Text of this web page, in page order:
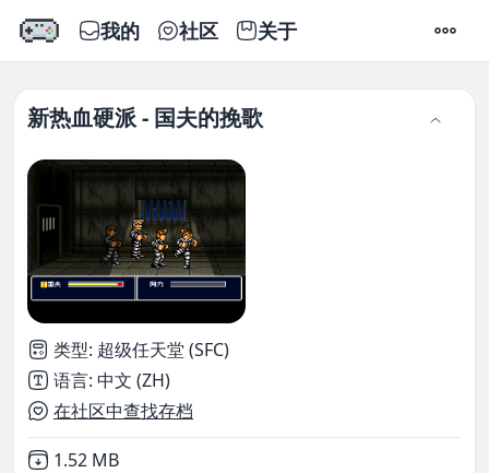
我的 社区 关于 设置
新热血硬派 - 国夫的挽歌
类型: 超级任天堂 (SFC)
语言: 中文 (ZH)
在社区中查找存档
Not downloaded
1.52 MB